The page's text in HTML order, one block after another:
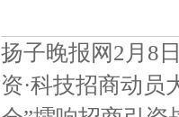
扬子晚报网2月8
资·科技招商动员